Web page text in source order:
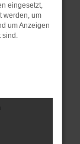
deine
eingesetzt,
werden, um
um Anzeigen
sind.